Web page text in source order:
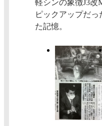
軽シンの象徴J3改
ピックアップだ
た記憶。